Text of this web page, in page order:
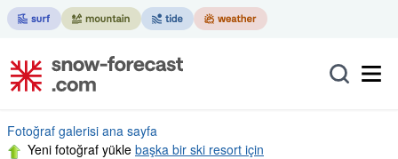
Fotoğraf galerisi ana sayfa
Yeni fotoğraf yükle başka bir ski resort için